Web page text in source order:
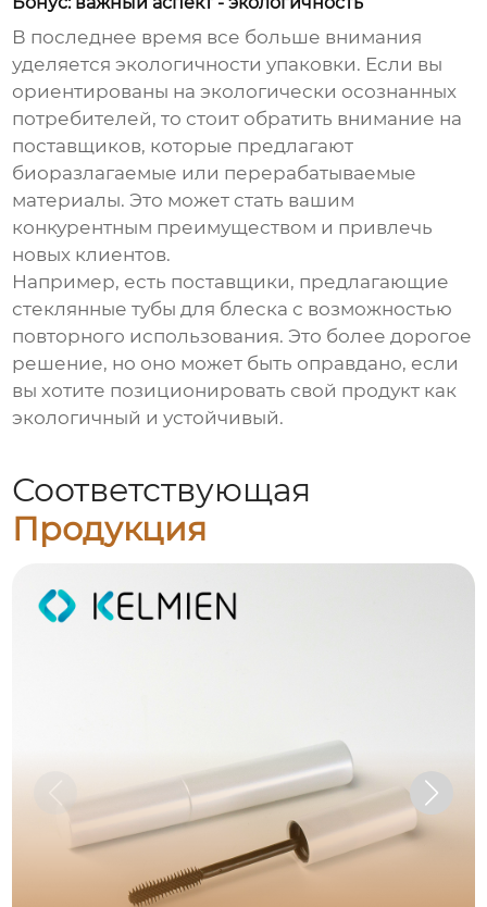
В последнее время все больше внимания
уделяется экологичности упаковки. Если вы
ориентированы на экологически осознанных
потребителей, то стоит обратить внимание на
поставщиков, которые предлагают
биоразлагаемые или перерабатываемые
материалы. Это может стать вашим
конкурентным преимуществом и привлечь
новых клиентов.
Например, есть поставщики, предлагающие
стеклянные тубы для блеска с возможностью
повторного использования. Это более дорогое
решение, но оно может быть оправдано, если
вы хотите позиционировать свой продукт как
экологичный и устойчивый.
Соответствующая
Продукция